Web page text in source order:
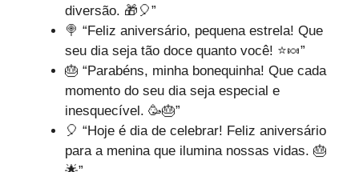
diversão. 🎁🎈”
🍭 “Feliz aniversário, pequena estrela! Que
seu dia seja tão doce quanto você! ⭐🍬”
🎂 “Parabéns, minha bonequinha! Que cada
momento do seu dia seja especial e
inesquecível. 🥳🎂”
🎈 “Hoje é dia de celebrar! Feliz aniversário
para a menina que ilumina nossas vidas. 🎂